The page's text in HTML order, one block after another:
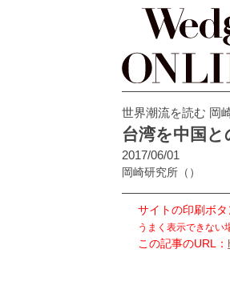
世界潮流を読む 岡
台湾を中国
2017/06/01
岡崎研究所 （）
サイトの印刷ボタ
うまく表示できない
この記事のURL：